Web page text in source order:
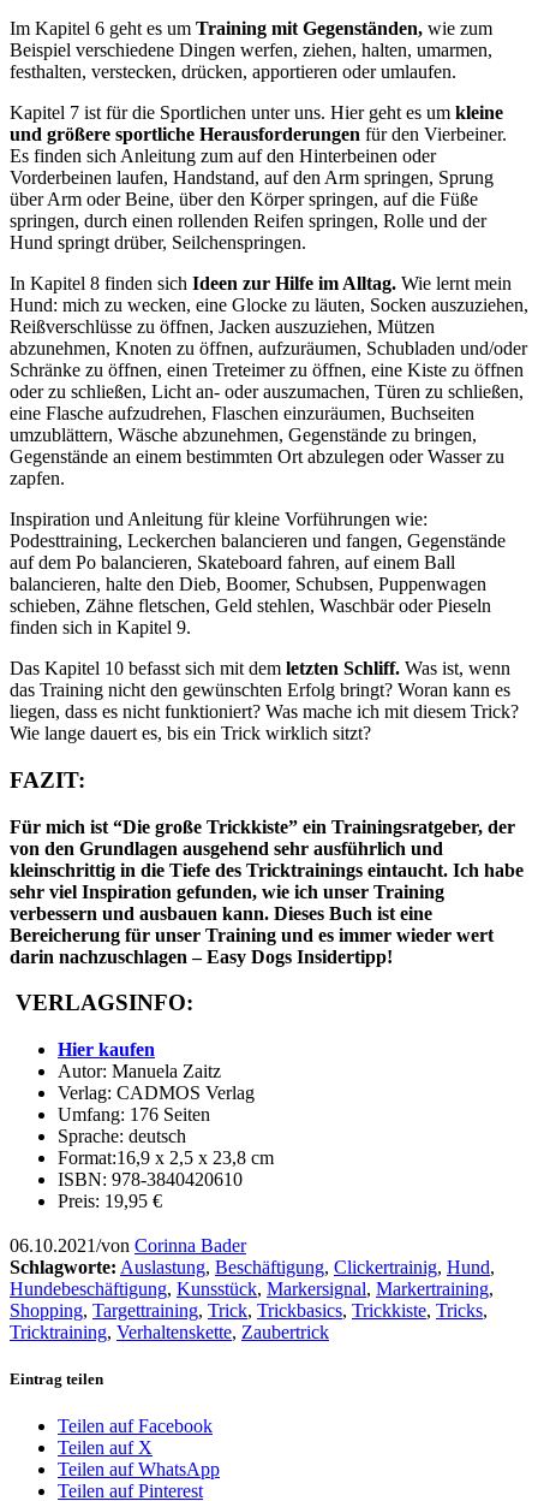
Im Kapitel 6 geht es um Training mit Gegenständen, wie zum
Beispiel verschiedene Dingen werfen, ziehen, halten, umarmen,
festhalten, verstecken, drücken, apportieren oder umlaufen.
Kapitel 7 ist für die Sportlichen unter uns. Hier geht es um kleine
und größere sportliche Herausforderungen für den Vierbeiner.
Es finden sich Anleitung zum auf den Hinterbeinen oder
Vorderbeinen laufen, Handstand, auf den Arm springen, Sprung
über Arm oder Beine, über den Körper springen, auf die Füße
springen, durch einen rollenden Reifen springen, Rolle und der
Hund springt drüber, Seilchenspringen.
In Kapitel 8 finden sich Ideen zur Hilfe im Alltag. Wie lernt mein
Hund: mich zu wecken, eine Glocke zu läuten, Socken auszuziehen,
Reißverschlüsse zu öffnen, Jacken auszuziehen, Mützen
abzunehmen, Knoten zu öffnen, aufzuräumen, Schubladen und/oder
Schränke zu öffnen, einen Treteimer zu öffnen, eine Kiste zu öffnen
oderzu schließen, Licht an- oder auszumachen, Türen zu schließen,
eine Flasche aufzudrehen, Flaschen einzuräumen, Buchseiten
umzublättern, Wäsche abzunehmen, Gegenstände zu bringen,
Gegenstände an einem bestimmten Ort abzulegen oder Wasserzu
zapfen.
Inspiration und Anleitung für kleine Vorführungen wie:
Podesttraining, Leckerchen balancieren und fangen, Gegenstände
auf dem Po balancieren, Skateboard fahren, auf einem Ball
balancieren, halte den Dieb, Boomer, Schubsen, Puppenwagen
schieben, Zähne fletschen, Geld stehlen, Waschbär oder Pieseln
finden sich in Kapitel 9.
Das Kapitel 10 befasst sich mit dem letzten Schliff. Was ist, wenn
das Training nicht den gewünschten Erfolg bringt? Woran kann es
liegen, dass es nicht funktioniert? Was mache ich mit diesem Trick?
Wie lange dauert es, bis ein Trick wirklich sitzt?
FAZIT:
Für mich ist “Die große Trickkiste” ein Trainingsratgeber, der
von den Grundlagen ausgehend sehr ausführlich und
kleinschrittig in die Tiefe des Tricktrainings eintaucht. Ich habe
sehr viel Inspiration gefunden, wie ich unser Training
verbessern und ausbauen kann. Dieses Buch ist eine
Bereicherung für unser Training und es immer wieder wert
darin nachzuschlagen – Easy Dogs Insidertipp!
VERLAGSINFO:
Hier kaufen
Autor: Manuela Zaitz
Verlag: CADMOS Verlag
Umfang: 176 Seiten
Sprache: deutsch
Format:16,9 x 2,5 x 23,8 cm
ISBN: 978-3840420610
Preis: 19,95 €
06.10.2021/von Corinna Bader
Schlagworte: Auslastung, Beschäftigung, Clickertrainig, Hund,
Hundebeschäftigung, Kunsstück, Markersignal, Markertraining,
Shopping, Targettraining, Trick, Trickbasics, Trickkiste, Tricks,
Tricktraining, Verhaltenskette, Zaubertrick
Eintrag teilen
Teilen auf Facebook
Teilen auf X
Teilen auf WhatsApp
Teilen auf Pinterest